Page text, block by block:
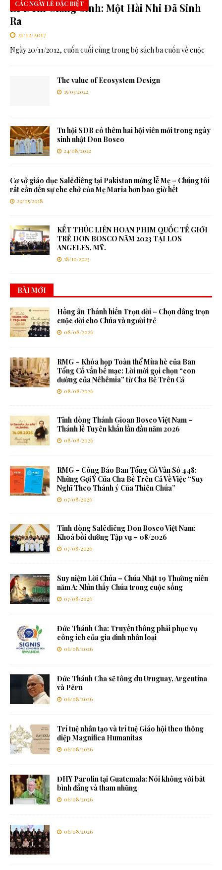
Lễ Đêm Giáng Sinh: Một Hài Nhi Đã Sinh
Ra
CÁC NGÀY LỄ ĐẶC BIỆT
21/12/2017
Ngày 20/11/2012, cuốn cuối cùng trong bộ sách ba cuốn về cuộc
The value of Ecosystem Design
15/03/2022
Tu hội SDB có thêm hai hội viên mới trong ngày
sinh nhật Don Bosco
24/08/2022
Cơ sở giáo dục Salêdiêng tại Pakistan mừng lễ Mẹ – Chúng tôi
rất cần đến sự che chở của Mẹ Maria hơn bao giờ hết
29/05/2018
KẾT THÚC LIÊN HOAN PHIM QUỐC TẾ GIỚI
TRẺ DON BOSCO NĂM 2023 TẠI LOS
ANGELES, MỸ.
18/10/2023
BÀI MỚI
Hồng ân Thánh hiến Trọn đời – Chọn dâng trọn
cuộc đời cho Chúa và người trẻ
08/08/2026
RMG – Khóa họp Toàn thể Mùa hè của Ban
Tổng Cố vấn bế mạc: Lời mời gọi chọn “con
đường của Nêhêmia” từ Cha Bề Trên Cả
08/08/2026
Tỉnh dòng Thánh Gioan Bosco Việt Nam –
Thánh lễ Tuyên khấn lần đầu năm 2026
08/08/2026
RMG – Công Báo Ban Tổng Cố Vấn Số 448:
Những Gợi Ý Của Cha Bề Trên Cả Về Việc “Suy
Nghĩ Theo Thánh ý Của Thiên Chúa”
07/08/2026
Tỉnh dòng Salêdiêng Don Bosco Việt Nam:
Khoá bồi dưỡng Tập vụ – 08/2026
07/08/2026
Suy niệm Lời Chúa – Chúa Nhật 19 Thường niên
năm A: Nhìn thấy Chúa trong cuộc sống
07/08/2026
Đức Thánh Cha: Truyền thông phải phục vụ
công ích của gia đình nhân loại
06/08/2026
Đức Thánh Cha sẽ tông du Uruguay, Argentina
và Pêru
06/08/2026
Trí tuệ nhân tạo và trí tuệ Giáo hội theo thông
điệp Magnifica Humanitas
06/08/2026
ĐHY Parolin tại Guatemala: Nói không với bất
bình đẳng và tham nhũng
06/08/2026
06/08/2026